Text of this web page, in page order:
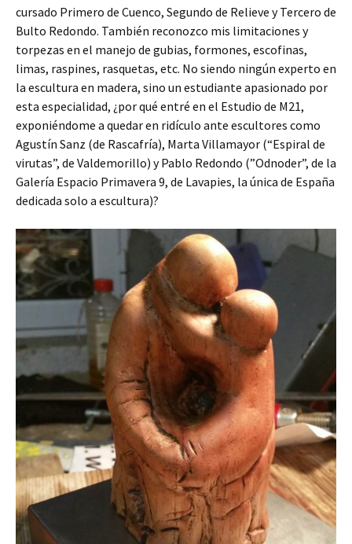
cursado Primero de Cuenco, Segundo de Relieve y Tercero de
Bulto Redondo. También reconozco mis limitaciones y
torpezas en el manejo de gubias, formones, escofinas,
limas, raspines, rasquetas, etc. No siendo ningún experto en
la escultura en madera, sino un estudiante apasionado por
esta especialidad, ¿por qué entré en el Estudio de M21,
exponiéndome a quedar en ridículo ante escultores como
Agustín Sanz (de Rascafría), Marta Villamayor (“Espiral de
virutas”, de Valdemorillo) y Pablo Redondo (”Odnoder”, de la
Galería Espacio Primavera 9, de Lavapies, la única de España
dedicada solo a escultura)?